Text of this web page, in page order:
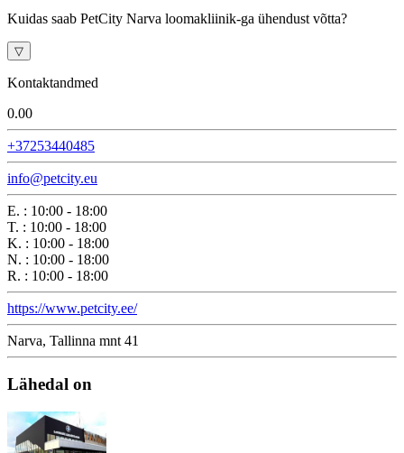
Kuidas saab PetCity Narva loomakliinik-ga ühendust võtta?
▽
Kontaktandmed
0.00
+37253440485
info@petcity.eu
E. : 10:00 - 18:00
T. : 10:00 - 18:00
K. : 10:00 - 18:00
N. : 10:00 - 18:00
R. : 10:00 - 18:00
https://www.petcity.ee/
Narva, Tallinna mnt 41
Lähedal on